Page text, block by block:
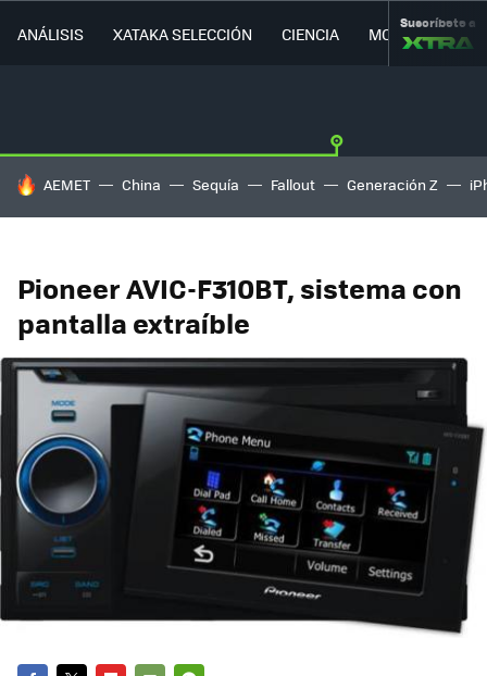
ANÁLISIS XATAKA SELECCIÓN CIENCIA MOVILIDAD
Suscríbete a
HOY SE HABLA DE
AEMET China Sequía Fallout Generación Z
Pioneer AVIC-F310BT, sistema con
pantalla extraíble